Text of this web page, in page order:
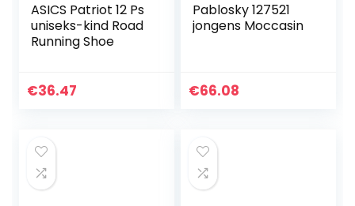
ASICS Patriot 12 Ps
uniseks-kind Road
Running Shoe
€36.47
Pablosky 127521
jongens Moccasin
€66.08